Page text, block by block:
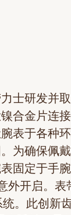
士研发并
合金片连接
表于各种
为确保佩
固定于手
外开启。
。此创新